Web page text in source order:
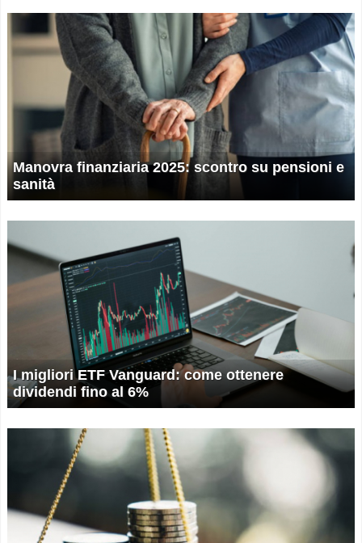
Manovra finanziaria 2025: scontro su pensioni e
sanità
I migliori ETF Vanguard: come ottenere
dividendi fino al 6%